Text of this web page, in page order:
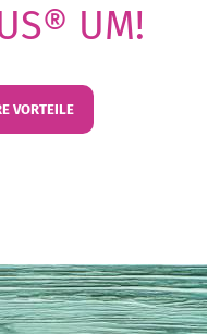
UM!
VORTEILE